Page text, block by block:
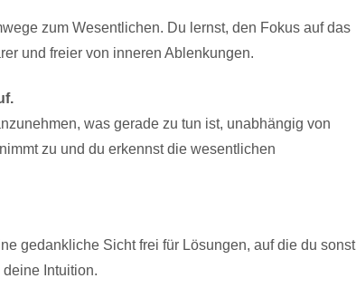
zum Wesentlichen. Du lernst, den Fokus auf das
und freier von inneren Ablenkungen.
was gerade zu tun ist, unabhängig von
zu und du erkennst die wesentlichen
gedankliche Sicht frei für Lösungen, auf die du sonst
Intuition.